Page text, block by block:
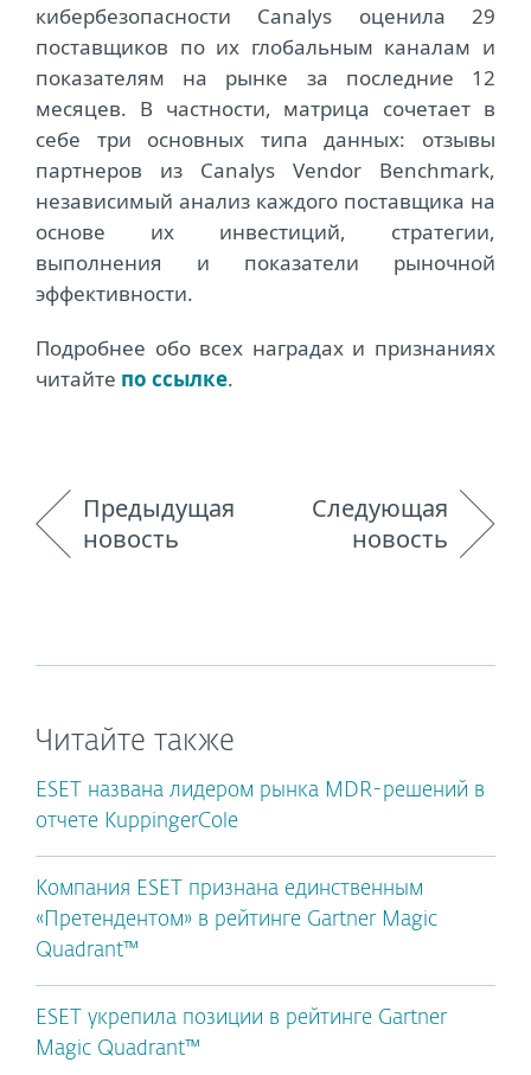
кибербезопасности Canalys оценила 29
поставщиков по их глобальным каналам и
показателям на рынке за последние 12
месяцев. В частности, матрица сочетает в
себе три основных типа данных: отзывы
партнеров из Canalys Vendor Benchmark,
независимый анализ каждого поставщика на
основе их инвестиций, стратегии,
выполнения и показатели рыночной
эффективности.
Подробнее обо всех наградах и признаниях
читайте по ссылке.
Предыдущая
новость
Следующая
новость
Читайте также
ESET названа лидером рынка MDR-решений в
отчете KuppingerCole
Компания ESET признана единственным
«Претендентом» в рейтинге Gartner Magic
Quadrant™
ESET укрепила позиции в рейтинге Gartner
Magic Quadrant™